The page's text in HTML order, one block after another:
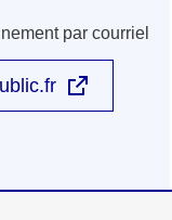
par courriel